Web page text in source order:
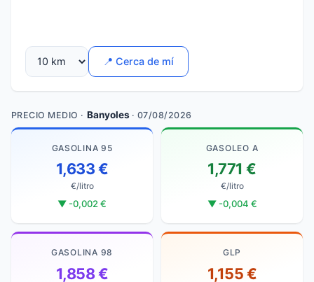
📍 Cerca de mí
PRECIO MEDIO · Banyoles · 07/08/2026
GASOLINA 95
1,633 €
€/litro
▼ -0,002 €
GASOLEO A
1,771 €
€/litro
▼ -0,004 €
GASOLINA 98
1,858 €
GLP
1,155 €